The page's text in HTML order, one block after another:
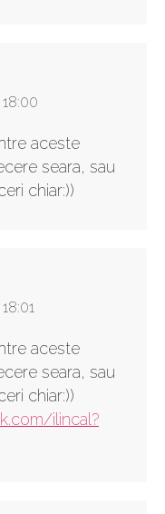
aceste
seara, sau
chiar:))
aceste
seara, sau
chiar:))
ilincal?